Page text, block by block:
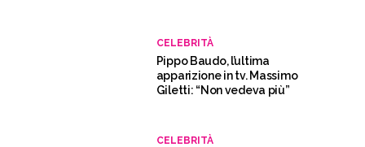
CELEBRITÀ
Pippo Baudo, l’ultima
apparizione in tv. Massimo
Giletti: “Non vedeva più”
CELEBRITÀ